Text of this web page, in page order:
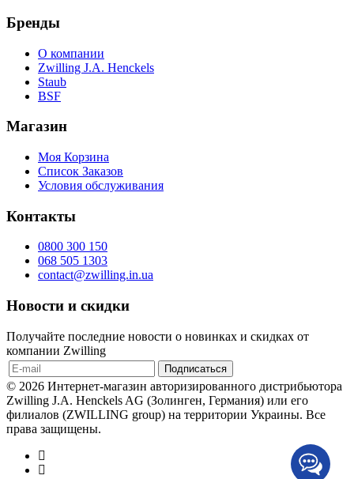
Бренды
О компании
Zwilling J.A. Henckels
Staub
BSF
Магазин
Моя Корзина
Список Заказов
Условия обслуживания
Контакты
0800 300 150
068 505 1303
contact@zwilling.in.ua
Новости и скидки
Получайте последние новости о новинках и скидках от
компании Zwilling
© 2026 Интернет-магазин авторизированного дистрибьютора
Zwilling J.A. Henckels AG (Золинген, Германия) или его
филиалов (ZWILLING group) на территории Украины. Все
права защищены.